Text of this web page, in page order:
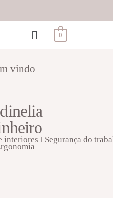
0
vindo
I Segurança do